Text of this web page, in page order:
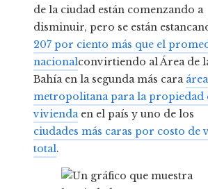
de la ciudad están comenzando a
disminuir, pero se están
207 por ciento más que el
nacionalconvirtiendo al Área de
Bahía en la segunda más cara área
metropolitana para la propiedad
viviendaen el país y uno de los
ciudades más caras por costo de
total.